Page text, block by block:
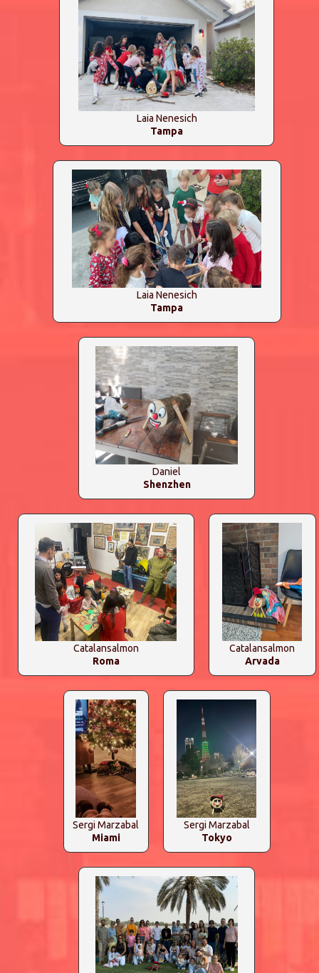
Laia Nenesich
Tampa
Laia Nenesich
Tampa
Daniel
Shenzhen
Catalansalmon
Roma
Catalansalmon
Arvada
Sergi Marzabal
Miami
Sergi Marzabal
Tokyo